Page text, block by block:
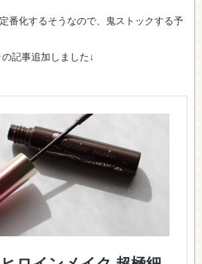
番化するそうなので、鬼ストックする予
記事追加しました↓